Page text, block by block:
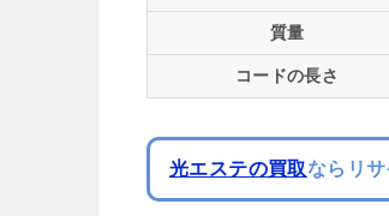
質量
コードの長さ
光エステの買取ならリ